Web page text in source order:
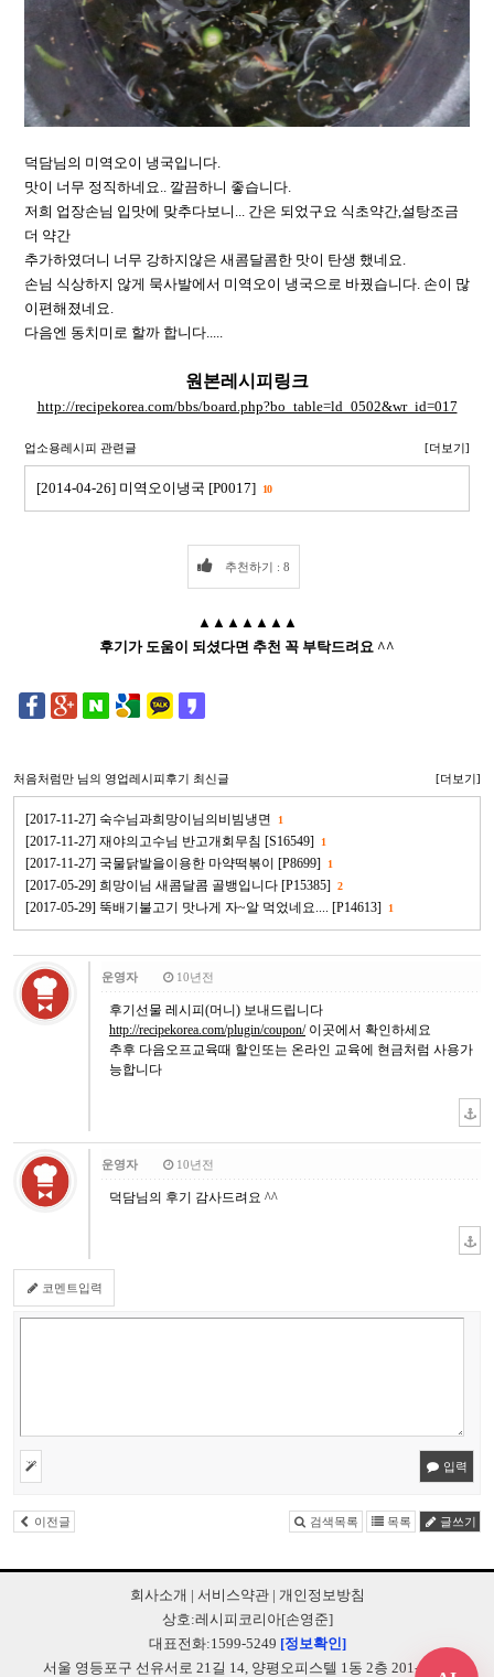
덕담님의 미역오이 냉국입니다.
맛이 너무 정직하네요.. 깔끔하니 좋습니다.
저희 업장손님 입맛에 맞추다보니... 간은 되었구요 식초약간,설탕조금
더 약간
추가하였더니 너무 강하지않은 새콤달콤한 맛이 탄생 했네요.
손님 식상하지 않게 묵사발에서 미역오이 냉국으로 바꿨습니다. 손이 많
이편해졌네요.
다음엔 동치미로 할까 합니다.....
원본레시피링크
http://recipekorea.com/bbs/board.php?bo_table=ld_0502&wr_id=017
업소용레시피 관련글 [더보기]
[2014-04-26] 미역오이냉국 [P0017] 10
추천하기 : 8
▲▲▲▲▲▲▲
후기가 도움이 되셨다면 추천 꼭 부탁드려요 ^^
처음처럼만 님의 영업레시피후기 최신글 [더보기]
[2017-11-27] 숙수님과희망이님의비빔냉면 1
[2017-11-27] 재야의고수님 반고개회무침 [S16549] 1
[2017-11-27] 국물닭발을이용한 마약떡볶이 [P8699] 1
[2017-05-29] 희망이님 새콤달콤 골뱅입니다 [P15385] 2
[2017-05-29] 뚝배기불고기 맛나게 자~알 먹었네요.... [P14613] 1
운영자 10년전
후기선물 레시피(머니) 보내드립니다
http://recipekorea.com/plugin/coupon/이곳에서 확인하세요
추후 다음오프교육때 할인또는 온라인 교육에 현금처럼 사용가
능합니다
운영자 10년전
덕담님의 후기 감사드려요 ^^
코멘트입력
입력
이전글 검색목록 목록 글쓰기
회사소개 | 서비스약관| 개인정보방침
상호:레시피코리아[손영준]
대표전화:1599-5249 [정보확인]
서울 영등포구 선유서로 21길 14, 양평오피스텔 1동 2층 201-B248